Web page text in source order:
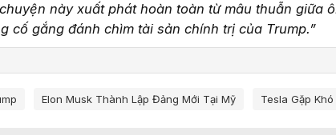
này xuất phát hoàn toàn từ mâu thuẫn giữa
cố gắng đánh chìm tài sản chính trị của Trump.”
Elon Musk Thành Lập Đảng Mới Tại Mỹ Tesla Gặp Khó